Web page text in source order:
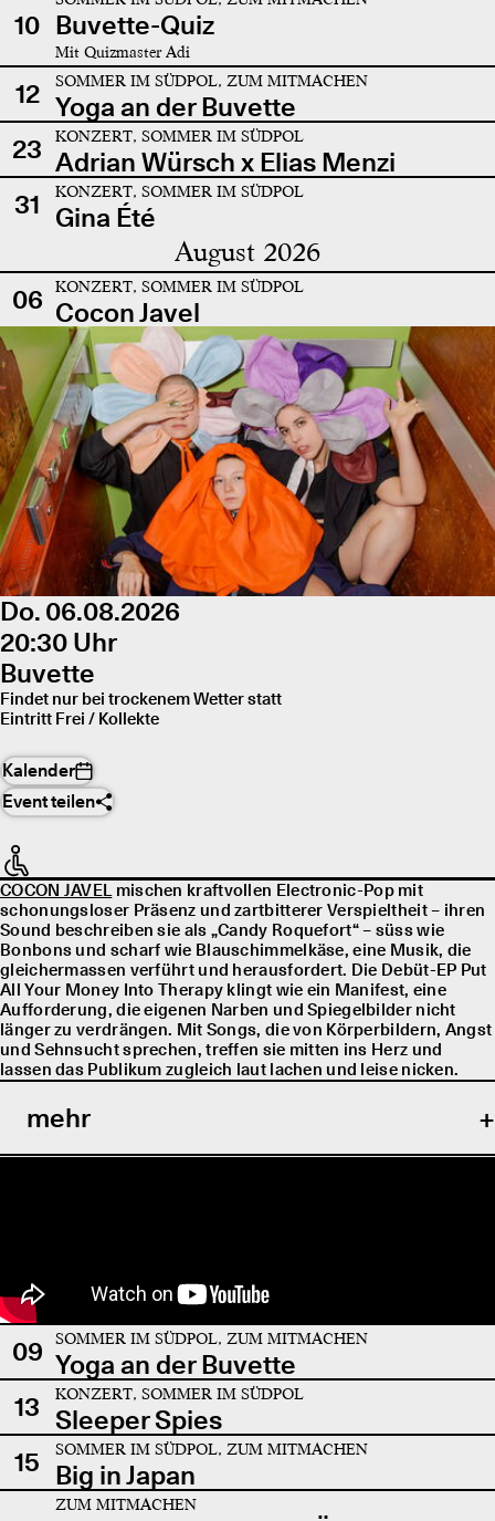
10 Buvette-Quiz
Mit Quizmaster Adi
12 SOMMER IM SÜDPOL, ZUM MITMACHEN
Yoga an der Buvette
23
KONZERT, SOMMER IM SÜDPOL
Adrian Würsch x Elias Menzi
31
KONZERT, SOMMER IM SÜDPOL
Gina Été
August 2026
06 KONZERT, SOMMER IM SÜDPOL
Cocon Javel
Do. 06.08.2026
20:30 Uhr
Buvette
Findet nur bei trockenem Wetter statt
Eintritt Frei / Kollekte
Kalender
Event teilen
COCON JAVELmischen kraftvollen Electronic-Pop mit
schonungsloser Präsenz und zartbitterer Verspieltheit – ihren
Sound beschreiben sie als „Candy Roquefort“ – süss wie
Bonbons und scharf wie Blauschimmelkäse, eine Musik, die
gleichermassen verführt und herausfordert. Die Debüt-EP Put
All Your Money Into Therapy klingt wie ein Manifest, eine
Aufforderung, die eigenen Narben und Spiegelbilder nicht
länger zu verdrängen. Mit Songs, die von Körperbildern, Angst
und Sehnsucht sprechen, treffen sie mitten ins Herz und
lassen das Publikum zugleich laut lachen und leise nicken.
mehr
09 SOMMER IM SÜDPOL, ZUM MITMACHEN
Yoga an der Buvette
13
KONZERT, SOMMER IM SÜDPOL
Sleeper Spies
15
SOMMER IM SÜDPOL, ZUM MITMACHEN
Big in Japan
ZUM MITMACHEN